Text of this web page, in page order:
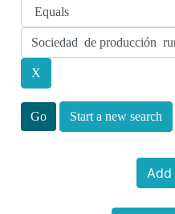
Start a new search
Add